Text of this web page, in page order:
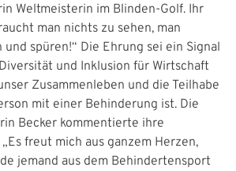
Weltmeisterin im Blinden-Golf. Ihr
man nichts zu sehen, man
spüren!“ Die Ehrung sei ein Signal
und Inklusion für Wirtschaft
Zusammenleben und die Teilhabe
mit einer Behinderung ist. Die
Becker kommentierte ihre
freut mich aus ganzem Herzen,
jemand aus dem Behindertensport